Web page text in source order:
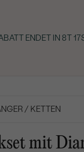
ENDET IN 8T
/ KETTEN
mit